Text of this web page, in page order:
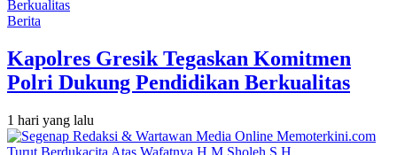
Berita
Kapolres Gresik Tegaskan Komitmen
Polri Dukung Pendidikan Berkualitas
1 hari yang lalu